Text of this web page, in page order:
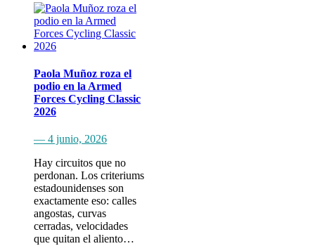
Paola Muñoz roza el
podio en la Armed
Forces Cycling Classic
2026
— 4 junio, 2026
Hay circuitos que no
perdonan. Los criteriums
estadounidenses son
exactamente eso: calles
angostas, curvas
cerradas, velocidades
que quitan el aliento…